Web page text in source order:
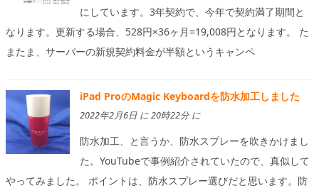
にしています。3年契約で、今年で契約満了期間と
なります。更新する場合、528円×36ヶ月=19,008円となります。 た
またま、サーバーの新規契約料金が半額というキャンペ
iPad ProのMagic Keyboardを防水加工しました
2022年2月6日 に 20時22分 に
防水加工、と言うか、防水スプレーを吹きかけまし
た。YouTubeで事例紹介されていたので、真似して
やってみました。 ポイントは、防水スプレー選びだと思います。防